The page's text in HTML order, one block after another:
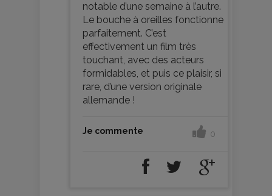
notable d’une semaine à l’autre.
Le bouche à oreilles fonctionne
parfaitement. C’est
effectivement un film très
touchant, avec des acteurs
formidables, et puis ce plaisir, si
rare, d’une version originale
allemande !
Je commente 0